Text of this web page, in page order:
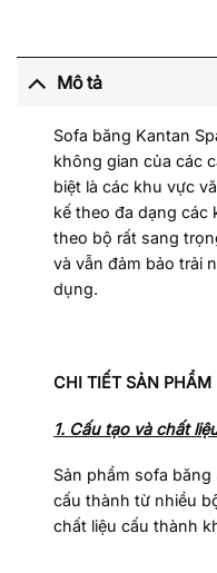
Mô tả
Sofa băng Kantan
không gian của các
biệt là các khu vực
kế theo đa dạng các
theo bộ rất sang
và vẫn đảm bảo trải
dụng.
CHI TIẾT SẢN PHẨM
1. Cấu tạo và chất
Sản phẩm sofa
cấu thành từ nhiều
chất liệu cấu thành